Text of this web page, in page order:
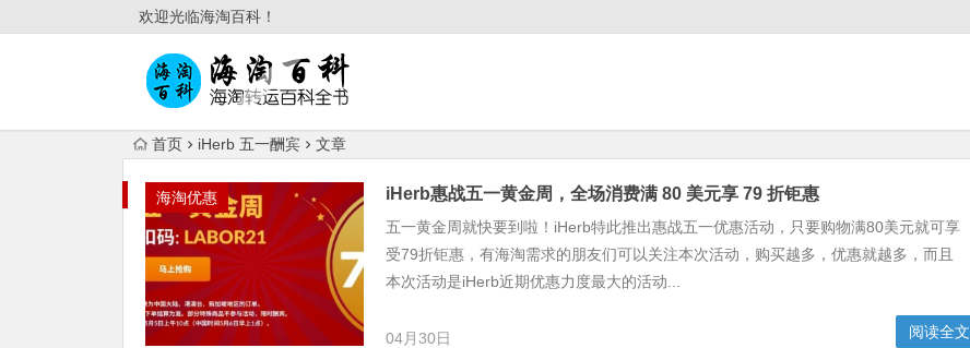
欢迎光临海淘百科！
首页 iHerb 五一酬宾 文章
海淘优惠 iHerb惠战五一黄金周，全场消费满 80 美元享 79 折钜惠
五一黄金周就快要到啦！iHerb特此推出惠战五一优惠活动，只要购物满80美元就可享
受79折钜惠，有海淘需求的朋友们可以关注本次活动，购买越多，优惠就越多，而且
本次活动是iHerb近期优惠力度最大的活动...
04月30日 阅读全文